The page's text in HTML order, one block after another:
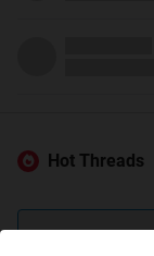
Hot Threads